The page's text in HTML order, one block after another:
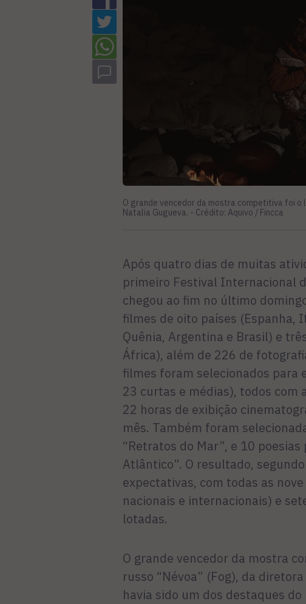
O grande vencedor da mostra competitiva foi
Natalia Gugueva. - Crédito: Aquivo / Fincca
Após quatro dias de muitas
primeiro Festival Internacional
chegou ao fim no último
filmes de oito países (Espanha,
Quênia, Argentina e Brasil) e
África), além de 226 de
filmes foram selecionados para
23 curtas e médias), todos com
22 horas de exibição
mês. Também foram
“Retratos do Mar”, e 10
Atlântico”. O resultado,
expectativas, com todas as
nacionais e internacionais) e
lotadas.
O grande vencedor da mostra
russo “Névoa” (Fog), da
havia sido um dos destaques